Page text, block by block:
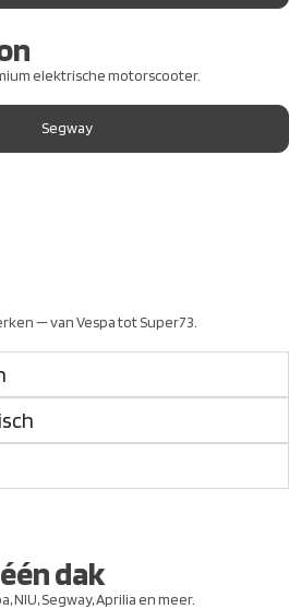
elektrische motorscooter.
Segway
— van Vespa tot Super73.
dak
NIU, Segway, Aprilia en meer.